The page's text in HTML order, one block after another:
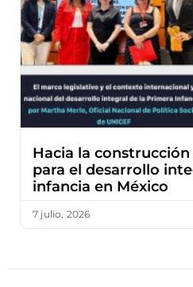
Hacia la
para el desarrollo
infancia en México
7 julio, 2026